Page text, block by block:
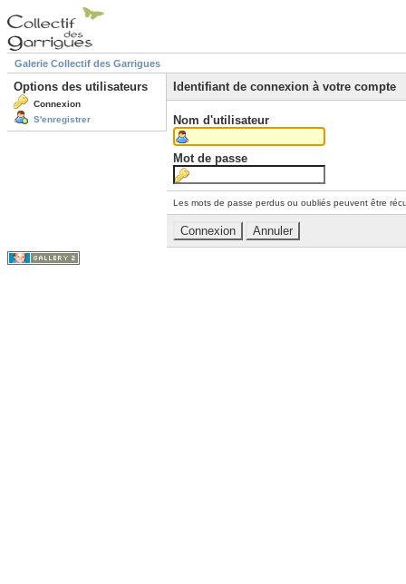
Galerie Collectif des Garrigues
Options des utilisateurs
Connexion
S'enregistrer
Identifiant de connexion à votre compte
Nom d'utilisateur
Mot de passe
Les mots de passe perdus ou oubliés peuvent être